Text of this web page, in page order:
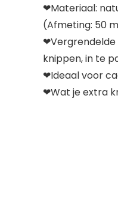
❤Materiaal:
(Afmeting: 50
❤Vergrendelde
knippen, in te
❤Ideaal voor
❤Wat je extra